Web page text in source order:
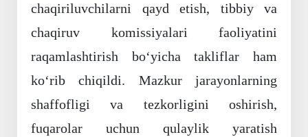
chaqiriluvchilarni qayd etish, tibbiy va
chaqiruv komissiyalari faoliyatini
raqamlashtirish bo‘yicha takliflar ham
ko‘rib chiqildi. Mazkur jarayonlarning
shaffofligi va tezkorligini oshirish,
fuqarolar uchun qulaylik yaratish